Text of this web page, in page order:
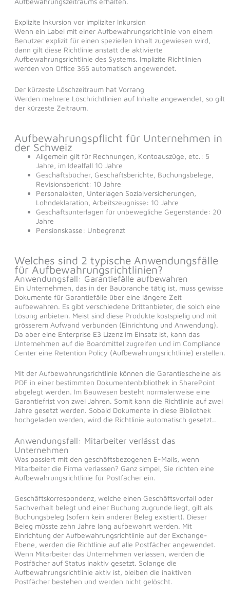
Explizite Inkursion vor impliziter Inkursion
Wenn ein Label mit einer Aufbewahrungsrichtlinie von einem
Benutzer explizit für einen speziellen Inhalt zugewiesen wird,
dann gilt diese Richtlinie anstatt die aktivierte
Aufbewahrungsrichtlinie des Systems. Implizite Richtlinien
werden von Office 365 automatisch angewendet.
Der kürzeste Löschzeitraum hat Vorrang
Werden mehrere Löschrichtlinien auf Inhalte angewendet, so gilt
der kürzeste Zeitraum.
Aufbewahrungspflicht für Unternehmen in
der Schweiz
Allgemein gilt für Rechnungen, Kontoauszüge, etc.: 5
Jahre, im Idealfall 10 Jahre
Geschäftsbücher, Geschäftsberichte, Buchungsbelege,
Revisionsbericht: 10 Jahre
Personalakten, Unterlagen Sozialversicherungen,
Lohndeklaration, Arbeitszeugnisse: 10 Jahre
Geschäftsunterlagen für unbewegliche Gegenstände: 20
Jahre
Pensionskasse: Unbegrenzt
Welches sind 2 typische Anwendungsfälle
für Aufbewahrungsrichtlinien?
Anwendungsfall: Garantiefälle aufbewahren
Ein Unternehmen, das in der Baubranche tätig ist, muss gewisse
Dokumente für Garantiefälle über eine längere Zeit
aufbewahren. Es gibt verschiedene Drittanbieter, die solch eine
Lösung anbieten. Meist sind diese Produkte kostspielig und mit
grösserem Aufwand verbunden (Einrichtung und Anwendung).
Da aber eine Enterprise E3 Lizenz im Einsatz ist, kann das
Unternehmen auf die Boardmittel zugreifen und im Compliance
Center eine Retention Policy (Aufbewahrungsrichtlinie) erstellen.
Mit der Aufbewahrungsrichtlinie können die Garantiescheine als
PDF in einer bestimmten Dokumentenbibliothek in SharePoint
abgelegt werden. Im Bauwesen besteht normalerweise eine
Garantiefrist von zwei Jahren. Somit kann die Richtlinie auf zwei
Jahre gesetzt werden. Sobald Dokumente in diese Bibliothek
hochgeladen werden, wird die Richtlinie automatisch gesetzt..
Anwendungsfall: Mitarbeiter verlässt das
Unternehmen
Was passiert mit den geschäftsbezogenen E-Mails, wenn
Mitarbeiter die Firma verlassen? Ganz simpel, Sie richten eine
Aufbewahrungsrichtlinie für Postfächer ein.
Geschäftskorrespondenz, welche einen Geschäftsvorfall oder
Sachverhalt belegt und einer Buchung zugrunde liegt, gilt als
Buchungsbeleg (sofern kein anderer Beleg existiert). Dieser
Beleg müsste zehn Jahre lang aufbewahrt werden. Mit
Einrichtung der Aufbewahrungsrichtlinie auf der Exchange-
Ebene, werden die Richtlinie auf alle Postfächer angewendet.
Wenn Mitarbeiter das Unternehmen verlassen, werden die
Postfächer auf Status inaktiv gesetzt. Solange die
Aufbewahrungsrichtlinie aktiv ist, bleiben die inaktiven
Postfächer bestehen und werden nicht gelöscht.